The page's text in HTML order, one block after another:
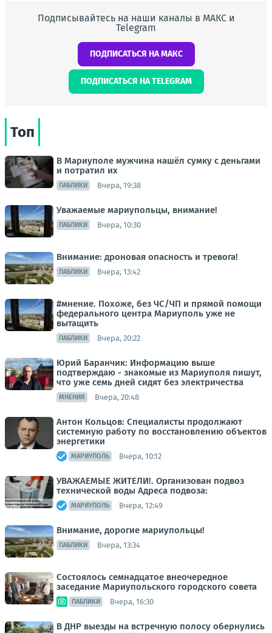
Подписывайтесь на наши каналы в МАКС и
Telegram
ПОДПИСАТЬСЯ НА МАКС
ПОДПИСАТЬСЯ НА TELEGRAM
Топ
В Мариуполе мужчина нашёл сумку с деньгами
и потратил их
ПАБЛИКИ Вчера, 19:38
Уважаемые мариупольцы, внимание!
ПАБЛИКИ Вчера, 10:30
Внимание: дроновая опасность и тревога!
ПАБЛИКИ Вчера, 13:42
#мнение. Похоже, без ЧС/ЧП и прямой помощи
федерального центра Мариуполь уже не
вытащить
ПАБЛИКИ Вчера, 20:22
Юрий Баранчик: Информацию выше
подтверждаю - знакомые из Мариуполя пишут,
что уже семь дней сидят без электричества
МНЕНИЯ Вчера, 20:48
Антон Кольцов: Специалисты продолжают
системную работу по восстановлению объектов
энергетики
МАРИУПОЛЬ Вчера, 10:12
УВАЖАЕМЫЕ ЖИТЕЛИ!. Организован подвоз
технической воды Адреса подвоза:
МАРИУПОЛЬ Вчера, 12:49
Внимание, дорогие мариупольцы!
ПАБЛИКИ Вчера, 13:34
Состоялось семнадцатое внеочередное
заседание Мариупольского городского совета
ПАБЛИКИ Вчера, 16:30
В ДНР выезды на встречную полосу обернулись